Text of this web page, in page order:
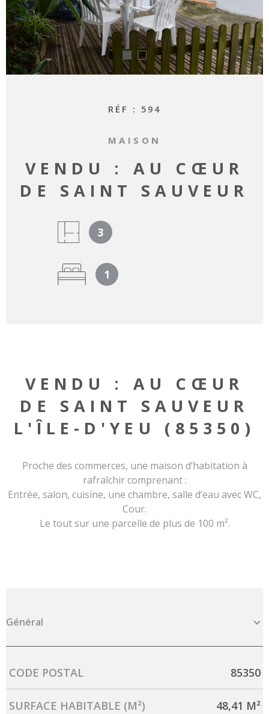
RÉF : 594
MAISON
VENDU : AU CŒUR
DE SAINT SAUVEUR
3
1
VENDU : AU CŒUR
DE SAINT SAUVEUR
L'ÎLE-D'YEU (85350)
Proche des commerces, une maison d’habitation à
rafraîchir comprenant :
Entrée, salon, cuisine, une chambre, salle d’eau avec WC,
Cour.
Le tout sur une parcelle de plus de 100 m².
Général
Caractérisque Valeurs
CODE POSTAL 85350
SURFACE HABITABLE (M²) 48,41 M²
RECHERCHER